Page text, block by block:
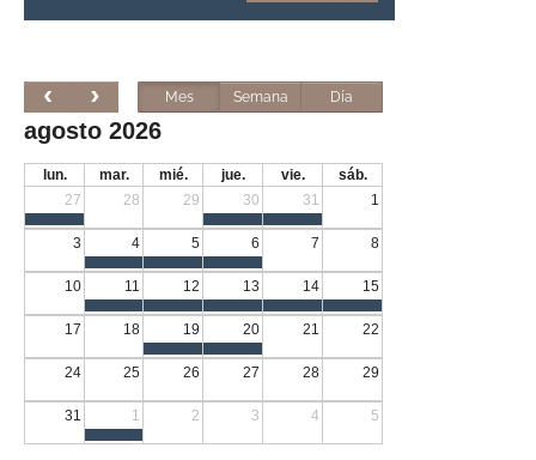
Mes Semana Día
agosto 2026
lun. mar. mié. jue. vie.
sáb.
27
28 29 30 31 1
3 4 5 6 7 8
10 11 12 13 14 15
17 18 19 20 21 22
24 25 26 27 28 29
31 1 2 3 4 5